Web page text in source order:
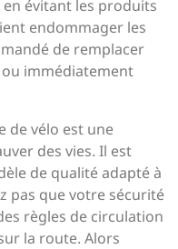
en évitant les produits
endommager les
de remplacer
ou immédiatement
de vélo est une
des vies. Il est
de qualité adapté à
pas que votre sécurité
règles de circulation
la route. Alors